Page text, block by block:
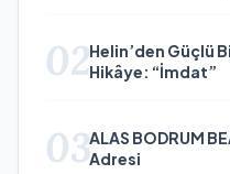
02Helin’den Güçlü
Hikâye: “İmdat”
03ALAS BODRUM
Adresi